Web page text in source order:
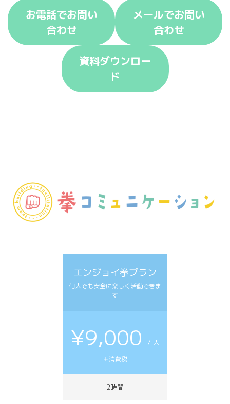
お電話でお問い
合わせ
メールでお問い
合わせ
資料ダウンロー
ド
エンジョイ拳プラン
何人でも安全に楽しく活動できま
す
¥9,000 / 人
＋消費税
2時間